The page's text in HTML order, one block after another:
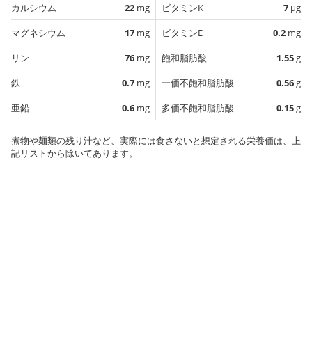
カルシウム
22 mg
マグネシウム
17 mg
リン
76 mg
鉄
0.7 mg
亜鉛
0.6 mg
ビタミンK
7 µg
ビタミンE
0.2 mg
飽和脂肪酸
1.55g
一価不飽和脂肪酸
0.56g
多価不飽和脂肪酸
0.15g
煮物や麺類の残り汁など、実際には食さないと想定される栄養価は、上
記リストから除いてあります。